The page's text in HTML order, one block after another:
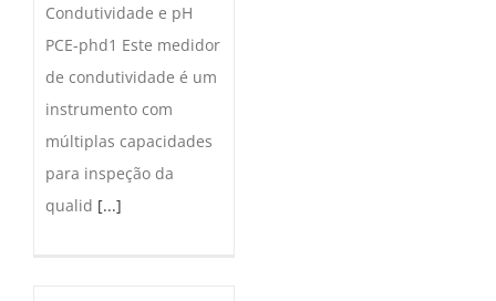
Condutividade e pH
PCE-phd1 Este medidor
de condutividade é um
instrumento com
múltiplas capacidades
para inspeção da
qualid [...]